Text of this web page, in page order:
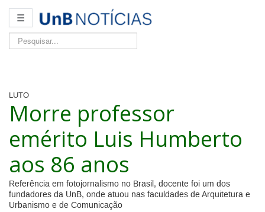
☰
Pesquisar...
LUTO
Morre professor
emérito Luis Humberto
aos 86 anos
Referência em fotojornalismo no Brasil, docente foi um dos
fundadores da UnB, onde atuou nas faculdades de Arquitetura e
Urbanismo e de Comunicação